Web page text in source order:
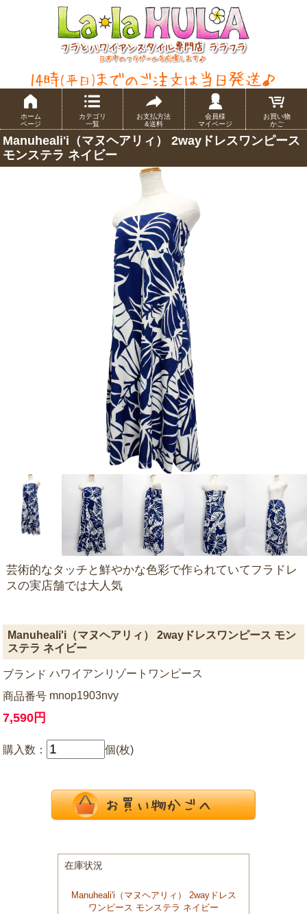
ホーム
ページ
カテゴリ
一覧
お支払方法
&送料
会員様
マイページ
お買い物
かご
Manuheali'i（マヌヘアリィ） 2wayドレスワンピース
モンステラ ネイビー
芸術的なタッチと鮮やかな色彩で作られていてフラドレ
スの実店舗では大人気
Manuheali'i（マヌヘアリィ） 2wayドレスワンピース モン
ステラ ネイビー
ブランドハワイアンリゾートワンピース
商品番号 mnop1903nvy
7,590円
購入数： 個(枚)